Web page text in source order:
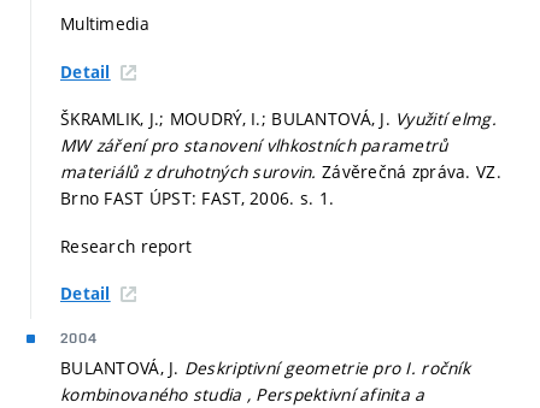
Multimedia
Detail
ŠKRAMLIK, J.; MOUDRÝ, I.; BULANTOVÁ, J. Využití elmg.
MW záření pro stanovení vlhkostních parametrů
materiálů z druhotných surovin. Závěrečná zpráva. VZ.
Brno FAST ÚPST: FAST, 2006. s. 1.
Research report
Detail
2004
BULANTOVÁ, J. Deskriptivní geometrie pro I. ročník
kombinovaného studia , Perspektivní afinita a